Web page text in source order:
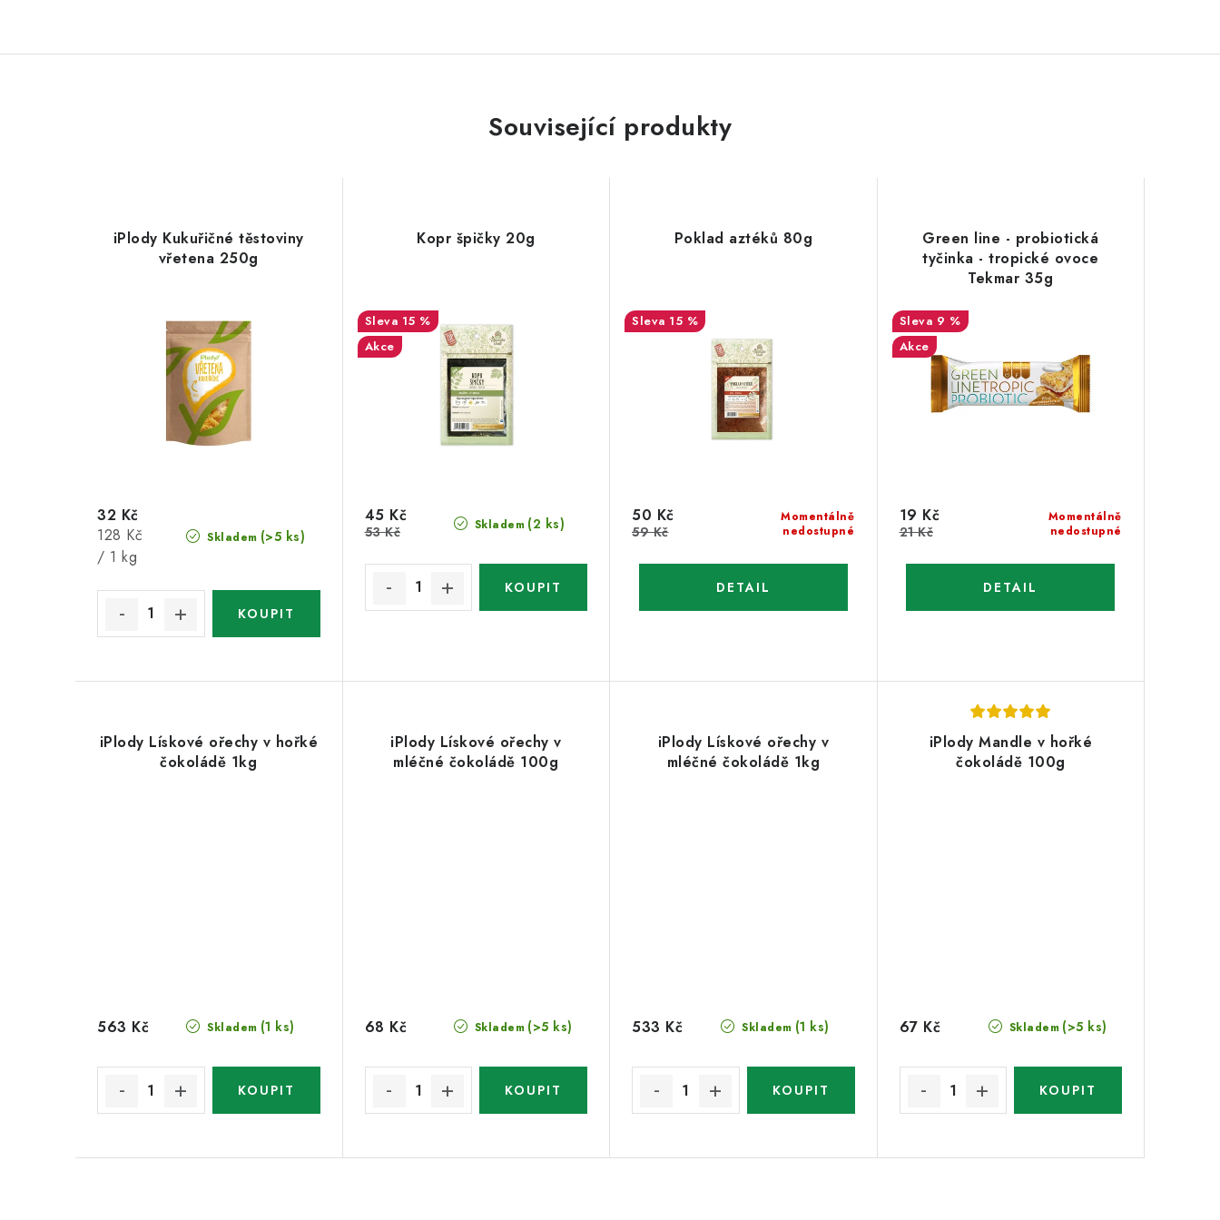
Související produkty
iPlody Kukuřičné těstoviny
vřetena 250g
Skladem (>5 ks)
32 Kč
Měrná
cena:
128 Kč
/ 1 kg
Kopr špičky 20g
15 %
Akce
Skladem (2 ks)
45 Kč
53 Kč
Poklad aztéků 80g
15 %
Momentálně
nedostupné
50 Kč
59 Kč
Green line - probiotická
tyčinka - tropické ovoce
Tekmar 35g
9 %
Akce
Momentálně
nedostupné
19 Kč
21 Kč
iPlody Lískové ořechy v hořké
čokoládě 1kg
Skladem (1 ks)
563 Kč
iPlody Lískové ořechy v
mléčné čokoládě 100g
Skladem (>5 ks)
68 Kč
iPlody Lískové ořechy v
mléčné čokoládě 1kg
Skladem (1 ks)
533 Kč
iPlody Mandle v hořké
čokoládě 100g
Skladem (>5 ks)
67 Kč